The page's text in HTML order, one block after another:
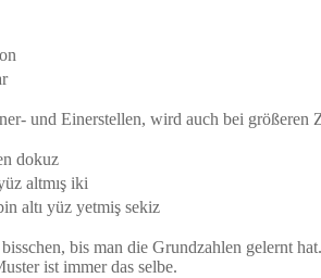
und Einerstellen, wird auch bei
dokuz
altmış iki
altı yüz yetmiş sekiz
bis man die Grundzahlen gelernt
ist immer das selbe.